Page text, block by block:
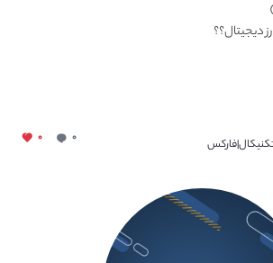
دیجیتال؟؟
۰ ۰